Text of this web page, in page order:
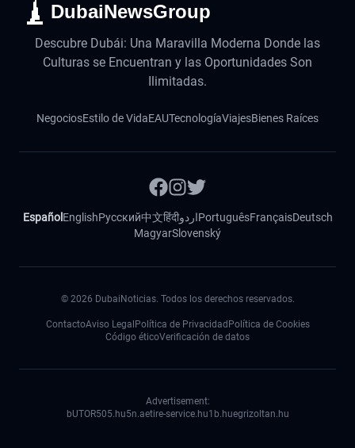
DubaiNewsGroup
Descubre Dubái: Una Maravilla Moderna Donde las
Culturas se Encuentran y las Oportunidades Son
Ilimitadas.
NegociosEstilo de VidaEAUTecnologíaViajesBienes Raíces
Español EnglishРусский中文हिंदीاردوPortuguêsFrançaisDeutsch
MagyarSlovenský
© 2026 DubaiNoticias. Todos los derechos reservados.
ContactoAviso Legal Política de Privacidad Política de Cookies
Código éticoVerificación de datos
Advertisement:
bUTOR505.hu5n.aetire-service.hu1b.huegrizoltan.hu